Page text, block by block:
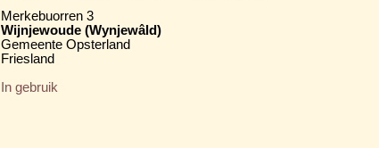
Merkebuorren 3
Wijnjewoude (Wynjewâld)
Gemeente Opsterland
Friesland
In gebruik